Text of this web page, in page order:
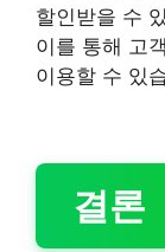
할인받을 수
이를 통해 고
이용할 수 있
결론